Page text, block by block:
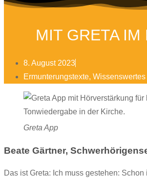
MIT GRETA IM
8. August 2023
Ermunterungstexte, Wissenswertes
Greta App
Beate Gärtner,
Das ist Greta: Ich muss gestehen: Schon